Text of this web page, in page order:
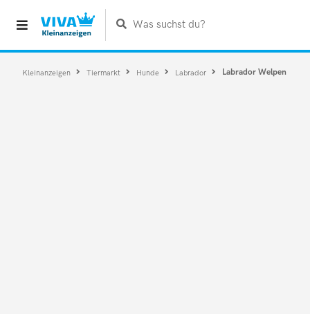
Was suchst du?
Kleinanzeigen Tiermarkt Hunde Labrador Labrador Welpen